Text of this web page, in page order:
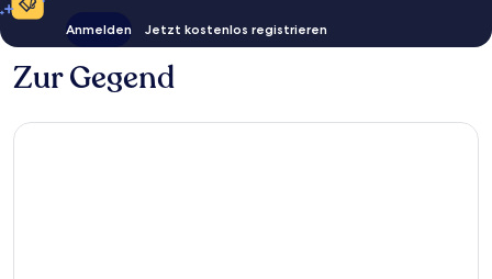
Anmelden Jetzt kostenlos registrieren
Zur Gegend